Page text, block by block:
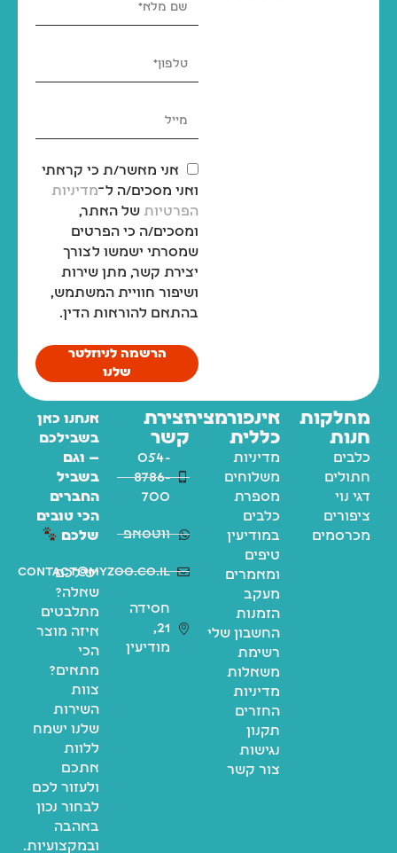
אני מאשר/ת כי קראתי
ואני מסכים/ה ל־מדיניות
הפרטיות של האתר,
ומסכים/ה כי הפרטים
שמסרתי ישמשו לצורך
יצירת קשר, מתן שירות
ושיפור חוויית המשתמש,
בהתאם להוראות הדין.
הרשמה לניוזלטר
שלנו
מחלקות
חנות
כלבים
חתולים
דגי נוי
ציפורים
מכרסמים
אינפורמציה
כללית
מדיניות
משלוחים
מספרת
כלבים
במודיעין
טיפים
ומאמרים
מעקב
הזמנות
החשבון שלי
רשימת
משאלות
מדיניות
החזרים
תקנון
נגישות
צור קשר
יצירת
קשר
054-
8786-
700
ווטסאפ
contact@myzoo.co.il
חסידה
21,
מודיעין
אנחנו כאן
בשבילכם
— וגם
בשביל
החברים
הכי טובים
שלכם
יש לכם
שאלה?
מתלבטים
איזה מוצר
הכי
מתאים?
צוות
השירות
שלנו ישמח
ללוות
אתכם
ולעזור לכם
לבחור נכון
באהבה
ובמקצועיות.